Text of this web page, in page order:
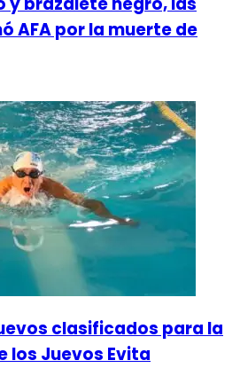
AFA por la muerte de
clasificados para la
los Juevos Evita